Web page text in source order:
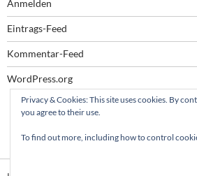
Anmelden
Eintrags-Feed
Kommentar-Feed
WordPress.org
Privacy & Cookies: This site uses cookies. By
you agree to their use.
To find out more, including how to control